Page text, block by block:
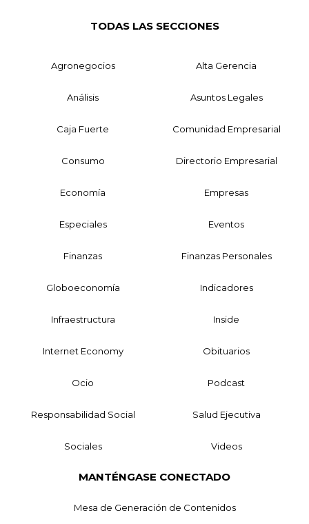
TODAS LAS SECCIONES
Agronegocios Alta Gerencia
Análisis Asuntos Legales
Caja Fuerte Comunidad Empresarial
Consumo Directorio Empresarial
Economía Empresas
Especiales Eventos
Finanzas Finanzas Personales
Globoeconomía Indicadores
Infraestructura Inside
Internet Economy Obituarios
Ocio Podcast
Responsabilidad Social Salud Ejecutiva
Sociales Videos
MANTÉNGASE CONECTADO
Mesa de Generación de Contenidos